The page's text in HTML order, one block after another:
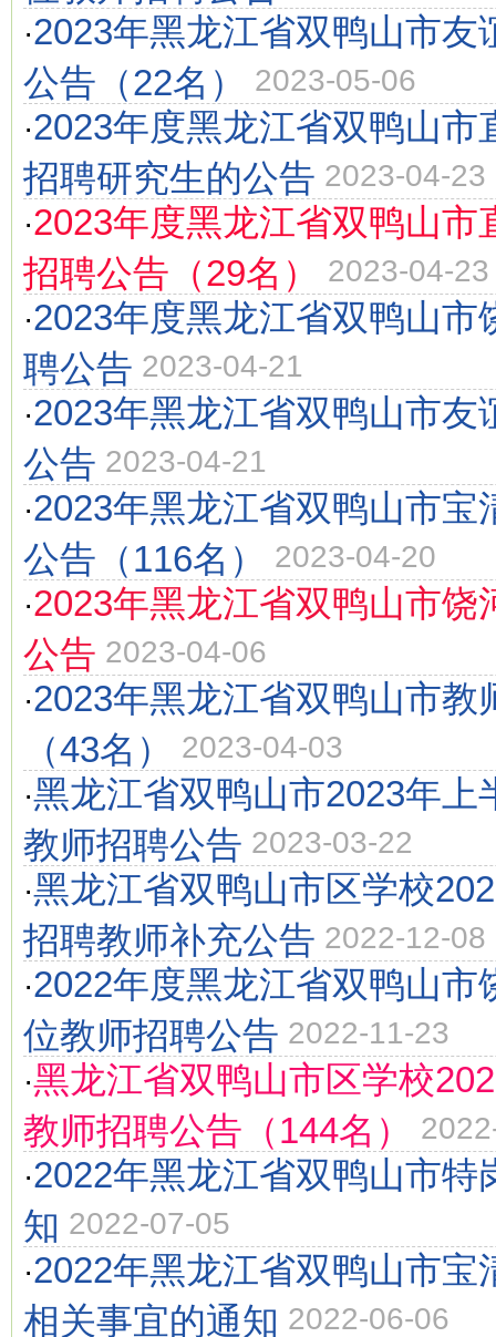
·2023年黑龙江省双鸭山市友
公告（22名）
2023-05-06
·2023年度黑龙江省双鸭山市
招聘研究生的公告 2023-04-23
·2023年度黑龙江省双鸭山市
招聘公告（29名）
2023-04-23
·2023年度黑龙江省双鸭山市
聘公告 2023-04-21
·2023年黑龙江省双鸭山市友
公告 2023-04-21
·2023年黑龙江省双鸭山市宝
公告（116名）
2023-04-20
·2023年黑龙江省双鸭山市饶
公告 2023-04-06
·2023年黑龙江省双鸭山市教
（43名）
2023-04-03
·黑龙江省双鸭山市2023年上
教师招聘公告 2023-03-22
·黑龙江省双鸭山市区学校
招聘教师补充公告 2022-12-08
·2022年度黑龙江省双鸭山市
位教师招聘公告 2022-11-23
·黑龙江省双鸭山市区学校
教师招聘公告（144名）
·2022年黑龙江省双鸭山市特
知 2022-07-05
·2022年黑龙江省双鸭山市宝
相关事宜的通知 2022-06-06